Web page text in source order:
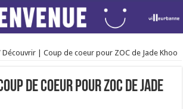
Découvrir | Coup de coeur pour ZOC de Jade Khoo
de coeur pour ZOC de Jade